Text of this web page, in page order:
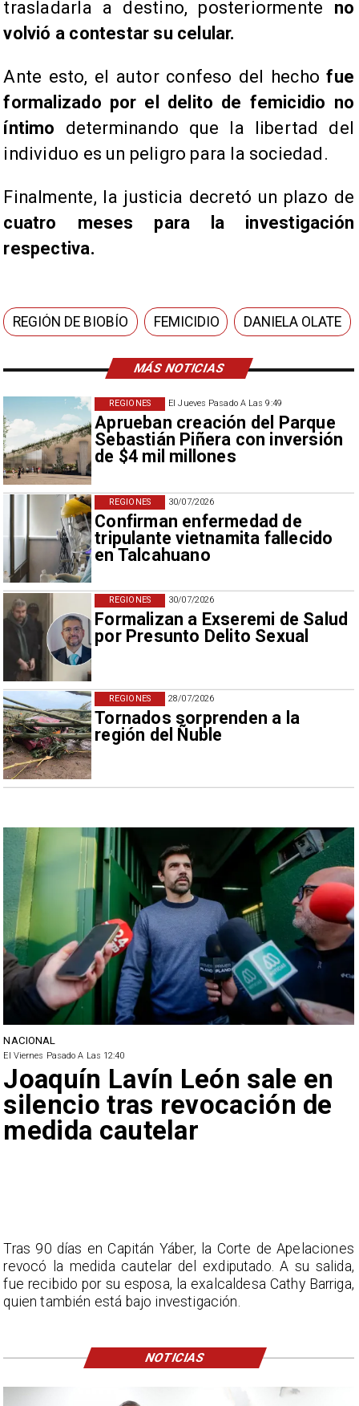
MÁS NOTICIAS
El Jueves Pasado A Las 9:49
Aprueban creación del Parque
Sebastián Piñera con inversión
de $4 mil millones
REGIONES
30/07/2026
Confirman enfermedad de
tripulante vietnamita fallecido
en Talcahuano
REGIONES
30/07/2026
Formalizan a Exseremi de Salud
por Presunto Delito Sexual
REGIONES
28/07/2026
Tornados sorprenden a la
región del Ñuble
REGIONES
trasladarla a destino, posteriormente no
volvió a contestar su celular.
Ante esto, el autor confeso del hecho fue
formalizado por el delito de femicidio no
íntimo determinando que la libertad del
individuo es un peligro para la sociedad.
Finalmente, la justicia decretó un plazo de
cuatro meses para la investigación
respectiva.
REGIÓN DE BIOBÍO FEMICIDIO DANIELA OLATE
NACIONAL
El Viernes Pasado A Las 12:40
Joaquín Lavín León sale en
silencio tras revocación de
medida cautelar
Tras 90 días en Capitán Yáber, la Corte de Apelaciones
revocó la medida cautelar del exdiputado. A su salida,
fue recibido por su esposa, la exalcaldesa Cathy Barriga,
quien también está bajo investigación.
NOTICIAS